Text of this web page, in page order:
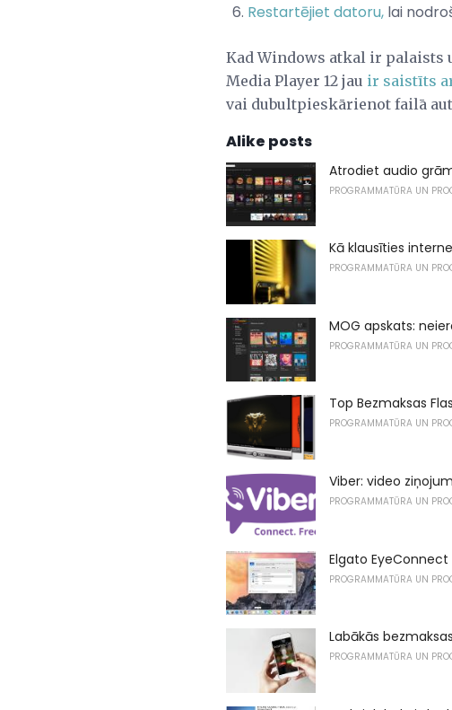
Restartējiet datoru, lai
Kad Windows atkal ir palaists
Media Player 12 jau ir saistīts
vai dubultpieskārienot failā
Alike posts
Atrodiet audio
PROGRAMMATŪRA UN
Kā klausīties
PROGRAMMATŪRA UN
MOG apskats:
PROGRAMMATŪRA UN
Top Bezmaksas
PROGRAMMATŪRA UN
Viber: video
PROGRAMMATŪRA UN
Elgato
PROGRAMMATŪRA UN
Labākās
PROGRAMMATŪRA UN